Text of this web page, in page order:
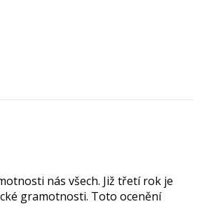
nás všech. Již třetí rok je
gramotnosti. Toto ocenění